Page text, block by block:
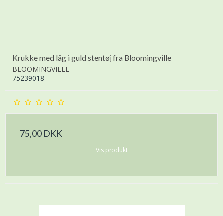
Krukke med låg i guld stentøj fra Bloomingville
BLOOMINGVILLE
75239018
75,00 DKK
Vis produkt